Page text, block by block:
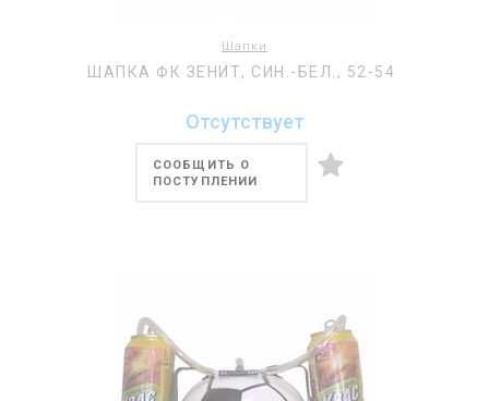
Шапки
ШАПКА ФК ЗЕНИТ, СИН.-БЕЛ., 52-54
Отсутствует
СООБЩИТЬ О
ПОСТУПЛЕНИИ